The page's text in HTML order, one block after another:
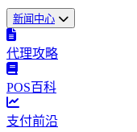
新闻中心
代理攻略
POS百科
支付前沿